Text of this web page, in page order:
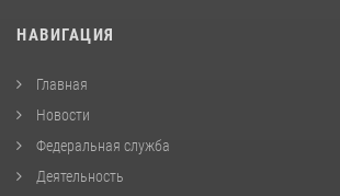
НАВИГАЦИЯ
Главная
Новости
Федеральная служба
Деятельность